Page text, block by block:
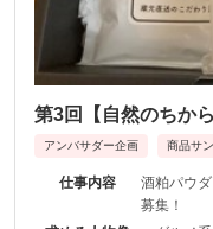
第3回【自然のちか
アンバサダー企画 商品サ
仕事内容
酒粕パウ
募集！